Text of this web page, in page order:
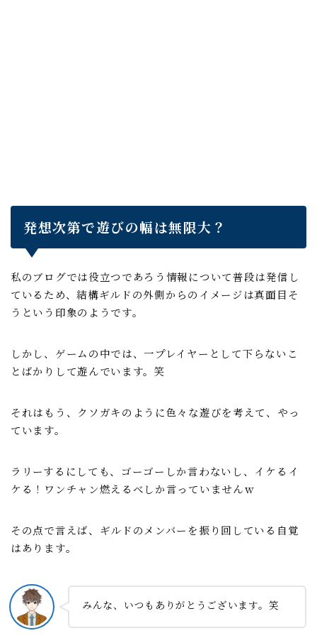
発想次第で遊びの幅は無限大？
私のブログでは役立つであろう情報について普段は発信し
ているため、結構ギルドの外側からのイメージは真面目そ
うという印象のようです。
しかし、ゲームの中では、一プレイヤーとして下らないこ
とばかりして遊んでいます。笑
それはもう、クソガキのように色々な遊びを考えて、やっ
ています。
ラリーするにしても、ゴーゴーしか言わないし、イケるイ
ケる！ワンチャン燃えるべしか言っていませんｗ
その点で言えば、ギルドのメンバーを振り回している自覚
はあります。
みんな、いつもありがとうございます。笑